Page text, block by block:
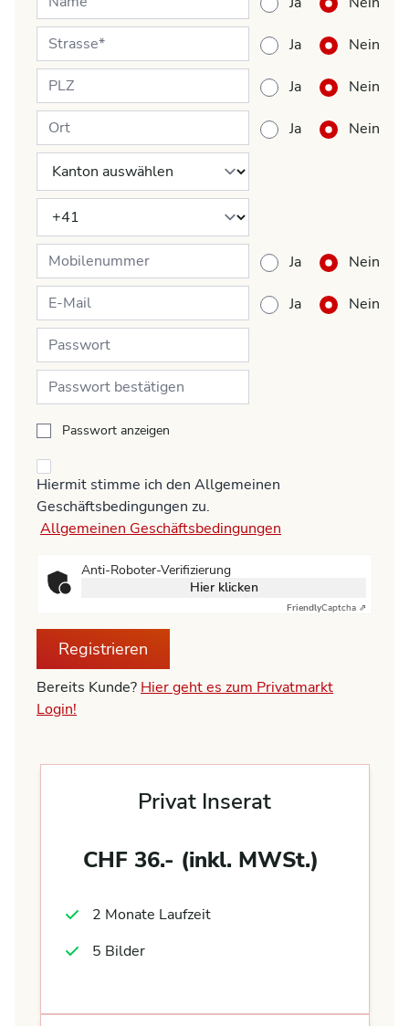
Ja Nein
Ja Nein
Ja Nein
Ja Nein
Ja Nein
Passwort anzeigen
Hiermit stimme ich den Allgemeinen
Geschäftsbedingungen zu.
Allgemeinen Geschäftsbedingungen
Anti-Roboter-Verifizierung
Hier klicken
FriendlyCaptcha ⇗
Registrieren
Bereits Kunde? Hier geht es zum Privatmarkt
Login!
Privat Inserat
CHF 36.- (inkl. MWSt.)
2 Monate Laufzeit
5 Bilder